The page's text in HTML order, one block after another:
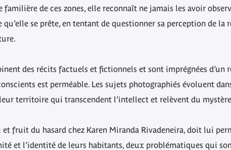
de ces zones, elle reconnaît ne jamais les avoir
se prête, en tentant de questionner sa perception de la
des récits factuels et fictionnels et sont imprégnées d’un
est perméable. Les sujets photographiés évoluent
leur territoire qui transcendent l’intellect et relèvent du
fruit du hasard chez Karen Miranda Rivadeneira, doit lui
et l’identité de leurs habitants, deux problématiques qui